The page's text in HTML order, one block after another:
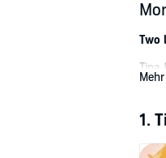
Two
Tina
the
Ten
into
1.